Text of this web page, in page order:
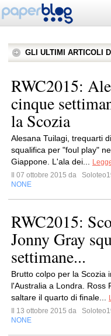
GLI ULTIMI ARTICOLI
RWC2015:
cinque
la Scozia
Alesana Tuilagi, trequarti
squalifica per "foul play"
Giappone. L'ala dei...
Il 07 ottobre 2015 da
NONE
RWC2015:
Jonny Gray
settimane...
Brutto colpo per la Scozia
l'Australia a Londra. Ross
saltare il quarto di finale...
Il 13 ottobre 2015 da
NONE